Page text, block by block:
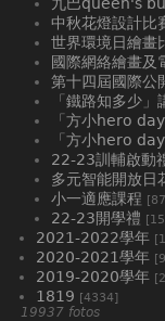
中秋花燈設計比
世界環境日繪畫
國際網絡繪畫及
第十四屆國際公
「鐵路知多少」
「方小hero
「方小hero
22-23訓輔啟動
多元智能開放日
小一適應課程
22-23開學禮
2021-2022學年
2020-2021學年
2019-2020學年
1819 [4334]
19937 fotos